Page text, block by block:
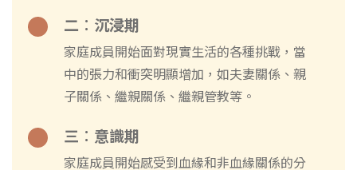
二︰沉浸期
家庭成員開始面對現實生活的各種挑戰，當
中的張力和衝突明顯增加，如夫妻關係、親
子關係、繼親關係、繼親管教等。
三︰意識期
家庭成員開始感受到血緣和非血緣關係的分